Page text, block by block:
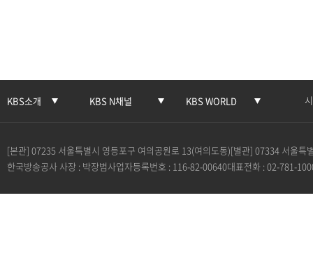
KBS소개 KBS N채널 KBS WORLD
[본관] 07235 서울특별시 영등포구 여의공원로 13(여의도동)[별관] 07334 서울특
한국방송공사 사장 : 박장범사업자등록번호 : 116-82-00640대표전화 : 02-781-